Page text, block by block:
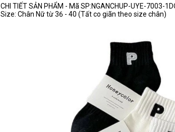
CHI TIẾT SẢN PHẨM - Mã SP:NGANCHUP-UYE-7003-
Size: Chân Nữ từ 36 - 40 (Tất co giãn theo size chân)